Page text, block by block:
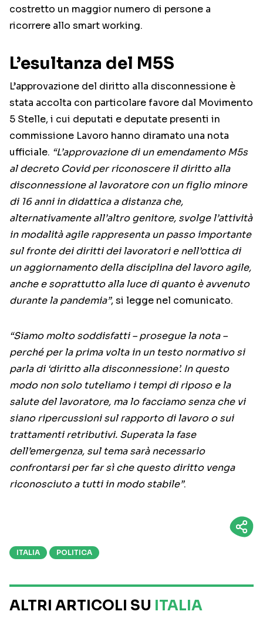
costretto un maggior numero di persone a
ricorrere allo smart working.
L’esultanza del M5S
L’approvazione del diritto alla disconnessione è
stata accolta con particolare favore dal Movimento
5 Stelle, i cui deputati e deputate presenti in
commissione Lavoro hanno diramato una nota
ufficiale. “L’approvazione di un emendamento M5s
al decreto Covid per riconoscere il diritto alla
disconnessione al lavoratore con un figlio minore
di 16 anni in didattica a distanza che,
alternativamente all’altro genitore, svolge l’attività
in modalità agile rappresenta un passo importante
sul fronte dei diritti dei lavoratori e nell’ottica di
un aggiornamento della disciplina del lavoro agile,
anche e soprattutto alla luce di quanto è avvenuto
durante la pandemia”, si legge nel comunicato.
“Siamo molto soddisfatti – prosegue la nota –
perché per la prima volta in un testo normativo si
parla di ‘diritto alla disconnessione’. In questo
modo non solo tuteliamo i tempi di riposo e la
salute del lavoratore, ma lo facciamo senza che vi
siano ripercussioni sul rapporto di lavoro o sui
trattamenti retributivi. Superata la fase
dell’emergenza, sul tema sarà necessario
confrontarsi per far sì che questo diritto venga
riconosciuto a tutti in modo stabile”.
ITALIA POLITICA
ALTRI ARTICOLI SU ITALIA